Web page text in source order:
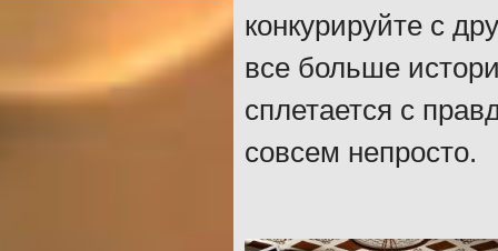
конкурируйте с
все больше
сплетается с
совсем непросто.